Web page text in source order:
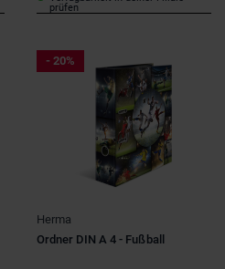
prüfen
- 20%
Herma
Ordner DIN A 4 - Fußball